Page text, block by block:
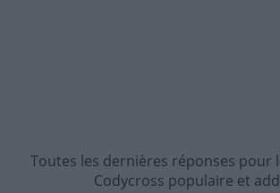
Toutes les dernières réponses pour
Codycross populaire et